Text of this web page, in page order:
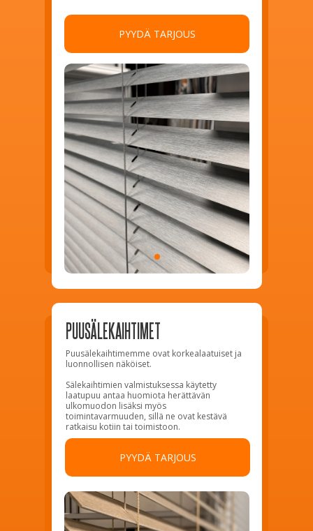
PYYDÄ TARJOUS
PUUSÄLEKAIHTIMET
Puusälekaihtimemme ovat korkealaatuiset ja
luonnollisen näköiset.
Sälekaihtimien valmistuksessa käytetty
laatupuu antaa huomiota herättävän
ulkomuodon lisäksi myös
toimintavarmuuden, sillä ne ovat kestävä
ratkaisu kotiin tai toimistoon.
PYYDÄ TARJOUS